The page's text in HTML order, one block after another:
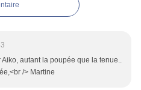
autant la poupée que la tenue..
/> Martine